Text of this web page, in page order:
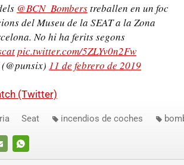
@BCN_Bomberstreballen en un foc
del Museu de la SEAT a la Zona
No hi ha ferits segons
pic.twitter.com/5ZLYv0n2Fw
11 de febrero de 2019
(Twitter)
WHATSAPP
Seat incendios de coches